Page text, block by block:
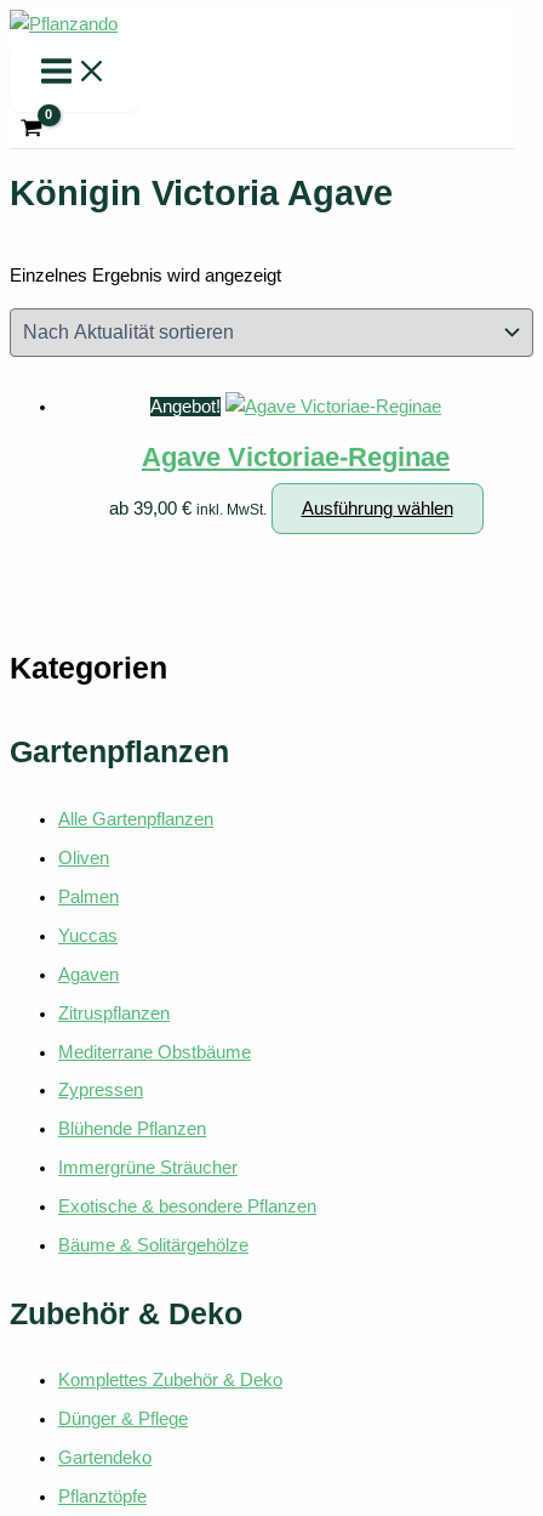
Zum
springen
Kategorien
Gartenpflanzen
Alle Gartenpflanzen
Oliven
Palmen
Yuccas
Agaven
Zitruspflanzen
Mediterrane Obstbäume
Zypressen
Blühende Pflanzen
Immergrüne Sträucher
Exotische & besondere Pflanzen
Bäume & Solitärgehölze
Zubehör & Deko
Komplettes Zubehör & Deko
Dünger & Pflege
Gartendeko
Pflanztöpfe
Königin Victoria Agave
Einzelnes Ergebnis wird angezeigt
Angebot!
Agave Victoriae-Reginae
ab 39,00 € inkl. MwSt. Ausführung wählen
Produkt